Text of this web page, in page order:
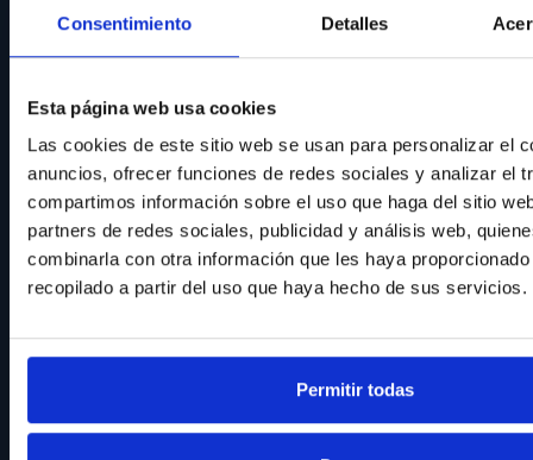
Consentimiento Detalles
Esta página web usa cookies
Las cookies de este sitio web se usan para personalizar el
anuncios, ofrecer funciones de redes sociales y analizar el
compartimos información sobre el uso que haga del sitio
partners de redes sociales, publicidad y análisis web,
combinarla con otra información que les haya
recopilado a partir del uso que haya hecho de sus servicios.
Permitir todas